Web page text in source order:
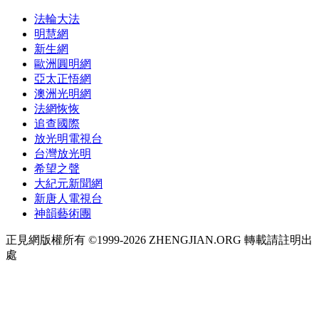
法輪大法
明慧網
新生網
歐洲圓明網
亞太正悟網
澳洲光明網
法網恢恢
追查國際
放光明電視台
台灣放光明
希望之聲
大紀元新聞網
新唐人電視台
神韻藝術團
正見網版權所有 ©1999-2026 ZHENGJIAN.ORG 轉載請註明出
處